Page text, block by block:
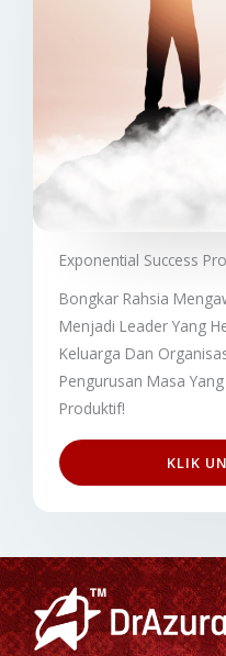
Exponential Success
Bongkar Rahsia
Menjadi Leader Yang
Keluarga Dan
Pengurusan Masa
Produktif!
KLIK